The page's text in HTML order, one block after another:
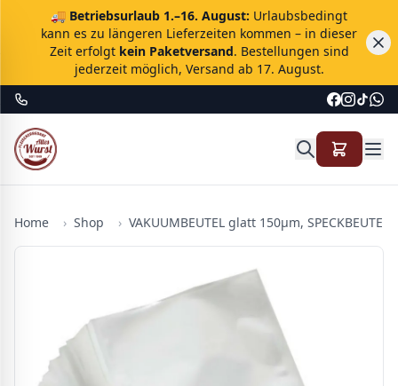
🚚 Betriebsurlaub 1.–16. August: Urlaubsbedingt
kann es zu längeren Lieferzeiten kommen – in dieser
Zeit erfolgt kein Paketversand. Bestellungen sind
jederzeit möglich, Versand ab 17. August.
Home › Shop › VAKUUMBEUTEL glatt 150µm, SPECKBEUTEL